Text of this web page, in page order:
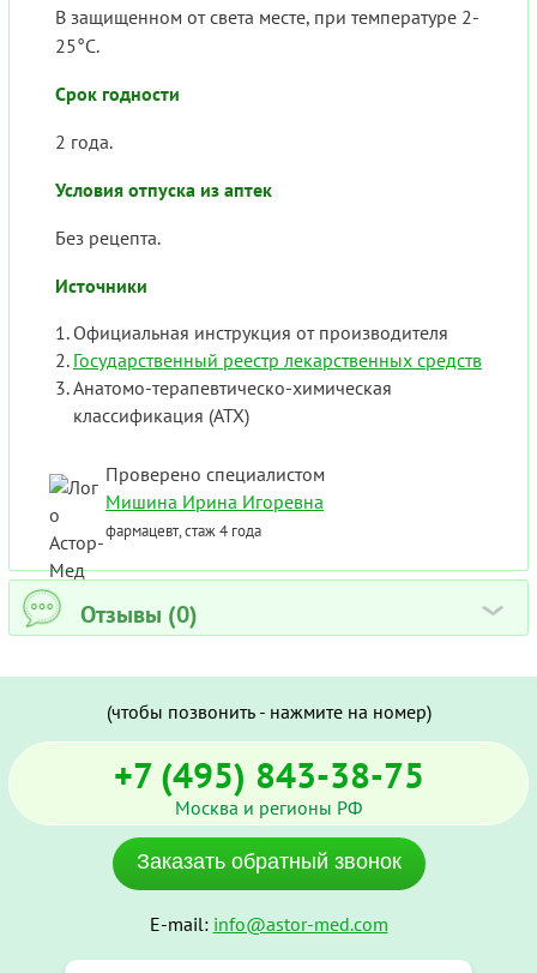
В защищенном от света месте, при температуре 2-
25°C.
Срок годности
2 года.
Условия отпуска из аптек
Без рецепта.
Источники
Официальная инструкция от производителя
Государственный реестр лекарственных средств
Анатомо-терапевтическо-химическая
классификация (ATX)
Проверено специалистом
Мишина Ирина Игоревна
фармацевт, стаж 4 года
Отзывы (0) ›
(чтобы позвонить - нажмите на номер)
+7 (495) 843-38-75
Москва и регионы РФ
Заказать обратный звонок
E-mail: info@astor-med.com